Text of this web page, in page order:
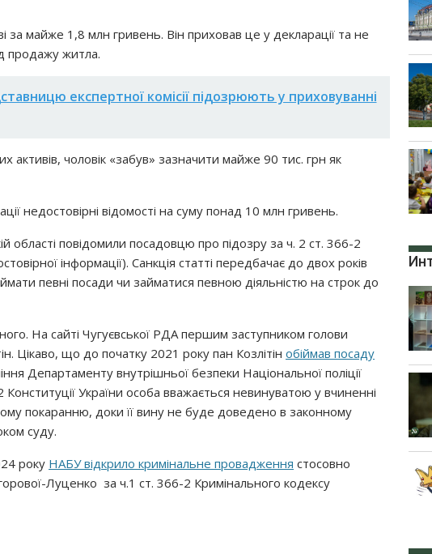
за майже 1,8 млн гривень. Він приховав це у декларації та не
продажу житла.
експертної комісії підозрюють у приховуванні
активів, чоловік «забув» зазначити майже 90 тис. грн як
недостовірні відомості на суму понад 10 млн гривень.
області повідомили посадовцю про підозру за ч. 2 ст. 366-2
інформації). Санкція статті передбачає до двох років
певні посади чи займатися певною діяльністю на строк до
На сайті Чугуєвської РДА першим заступником голови
Цікаво, що до початку 2021 року пан Козлітін обіймав посаду
Департаменту внутрішньої безпеки Національної поліції
України особа вважається невинуватою у вчиненні
покаранню, доки її вину не буде доведено в законному
суду.
року НАБУ відкрило кримінальне провадження стосовно
Луценко за ч.1 ст. 366-2 Кримінального кодексу